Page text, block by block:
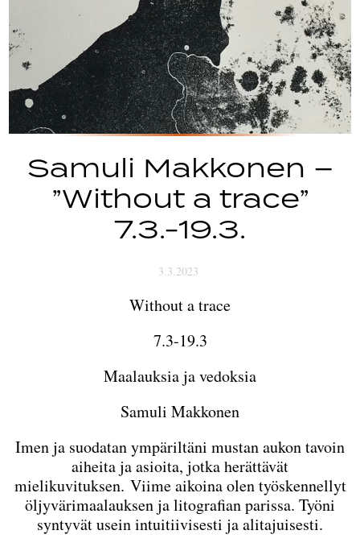
Samuli Makkonen –
”Without a trace”
7.3.-19.3.
3.3.2023
Without a trace
7.3-19.3
Maalauksia ja vedoksia
Samuli Makkonen
Imen ja suodatan ympäriltäni mustan aukon tavoin
aiheita ja asioita, jotka herättävät
mielikuvituksen. Viime aikoina olen työskennellyt
öljyvärimaalauksen ja litografian parissa. Työni
syntyvät usein intuitiivisesti ja alitajuisesti.